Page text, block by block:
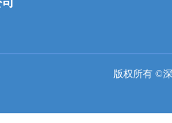
版权所有 ©️